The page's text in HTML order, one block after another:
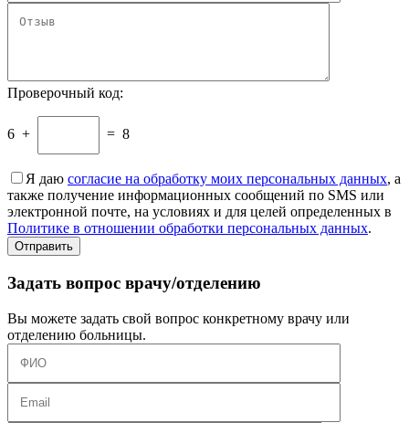
Проверочный код:
6 + = 8
Я даю согласие на обработку моих персональных данных, а
также получение информационных сообщений по SMS или
электронной почте, на условиях и для целей определенных в
Политике в отношении обработки персональных данных.
Задать вопрос врачу/отделению
Вы можете задать свой вопрос конкретному врачу или
отделению больницы.